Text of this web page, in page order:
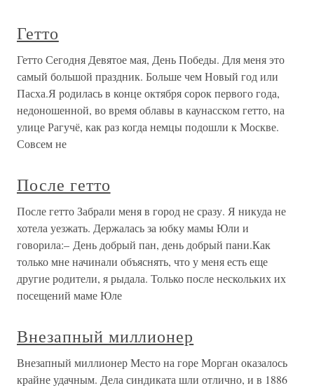
Гетто
Гетто Сегодня Девятое мая, День Победы. Для меня это
самый большой праздник. Больше чем Новый год или
Пасха.Я родилась в конце октября сорок первого года,
недоношенной, во время облавы в каунасском гетто, на
улице Рагучё, как раз когда немцы подошли к Москве.
Совсем не
После гетто
После гетто Забрали меня в город не сразу. Я никуда не
хотела уезжать. Держалась за юбку мамы Юли и
говорила:– День добрый пан, день добрый пани.Как
только мне начинали объяснять, что у меня есть еще
другие родители, я рыдала. Только после нескольких их
посещений маме Юле
Внезапный миллионер
Внезапный миллионер Место на горе Морган оказалось
крайне удачным. Дела синдиката шли отлично, и в 1886